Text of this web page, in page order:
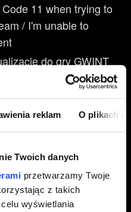
reklam O plikach
Twoich danych
przetwarzamy Twoje
z takich
wyświetlania
11 when trying to
/ I'm unable to
do gry GWINT
zainstalować GWINTA
jest